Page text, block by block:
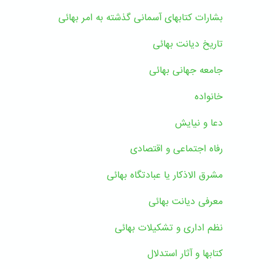
بشارات کتابهای آسمانی گذشته به امر بهائی
تاریخ دیانت بهائی
جامعه جهانی بهائی
خانواده
دعا و نیایش
رفاه اجتماعی و اقتصادی
مشرق الاذکار یا عبادتگاه بهائی
معرفی دیانت بهائی
نظم اداری و تشکیلات بهائی
کتابها و آثار استدلال